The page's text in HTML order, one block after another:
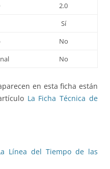
2.0
Sí
No
No
en esta ficha están
La Ficha Técnica de
Línea del Tiempo de las